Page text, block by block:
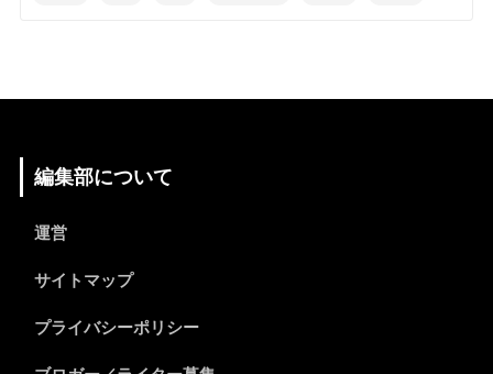
編集部について
運営
サイトマップ
プライバシーポリシー